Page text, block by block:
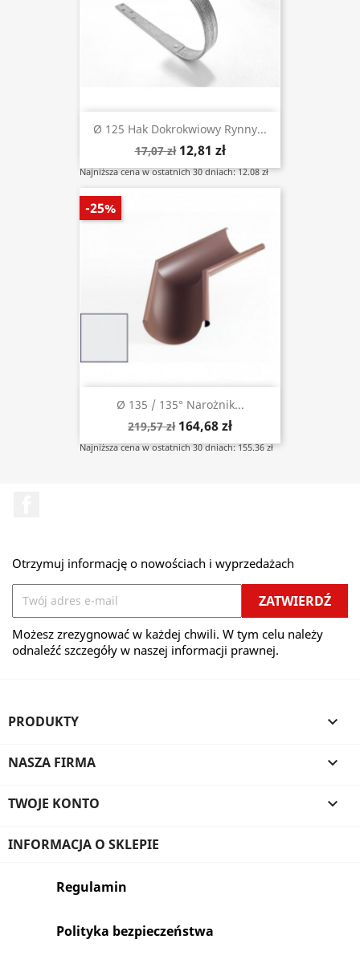
Ø 125 Hak Dokrokwiowy Rynny...
17,07 zł 12,81 zł
Najniższa cena w ostatnich 30 dniach: 12.08 zł
Ø 135 / 135° Narożnik...
219,57 zł 164,68 zł
Najniższa cena w ostatnich 30 dniach: 155.36 zł
-25%
Otrzymuj informację o nowościach i wyprzedażach
Możesz zrezygnować w każdej chwili. W tym celu należy
odnaleźć szczegóły w naszej informacji prawnej.
PRODUKTY 
NASZA FIRMA 
TWOJE KONTO 
INFORMACJA O SKLEPIE
Regulamin
Polityka bezpieczeństwa